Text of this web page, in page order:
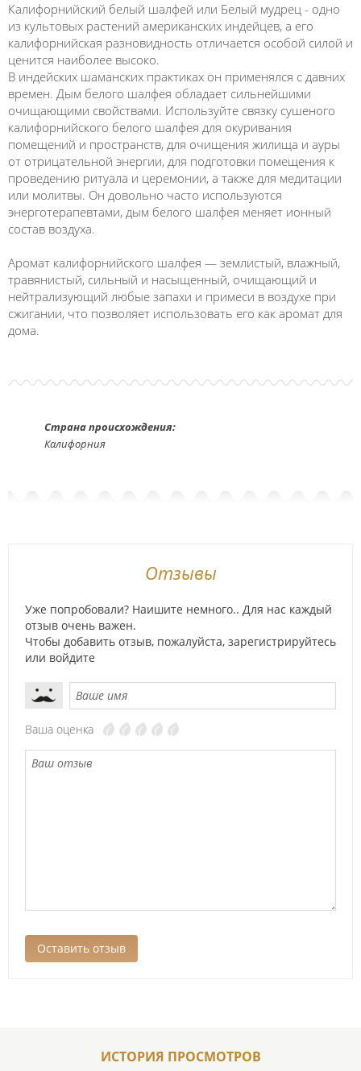
Калифорнийский белый шалфей или Белый мудрец - одно
из культовых растений американских индейцев, а его
калифорнийская разновидность отличается особой силой и
ценится наиболее высоко.
В индейских шаманских практиках он применялся с давних
времен. Дым белого шалфея обладает сильнейшими
очищающими свойствами. Используйте связку сушеного
калифорнийского белого шалфея для окуривания
помещений и пространств, для очищения жилища и ауры
от отрицательной энергии, для подготовки помещения к
проведению ритуала и церемонии, а также для медитации
или молитвы. Он довольно часто используются
энерготерапевтами, дым белого шалфея меняет ионный
состав воздуха.
Аромат калифорнийского шалфея — землистый, влажный,
травянистый, сильный и насыщенный, очищающий и
нейтрализующий любые запахи и примеси в воздухе при
сжигании, что позволяет использовать его как аромат для
дома.
Страна происхождения:
Калифорния
Отзывы
Уже попробовали? Наишите немного.. Для нас каждый
отзыв очень важен.
Чтобы добавить отзыв, пожалуйста, зарегистрируйтесь
или войдите
Ваша оценка
ИСТОРИЯ ПРОСМОТРОВ